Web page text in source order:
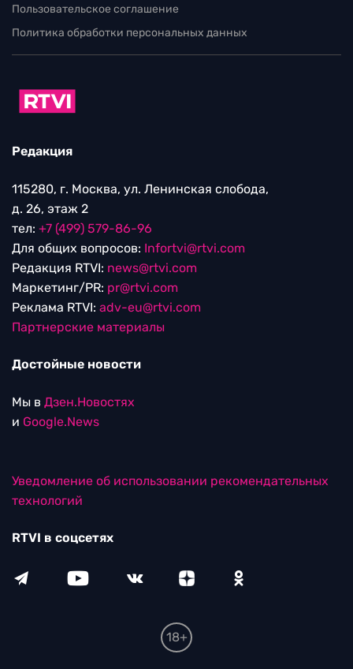
Пользовательское соглашение
Политика обработки персональных данных
Редакция
115280, г. Москва, ул. Ленинская слобода,
д. 26, этаж 2
тел: +7 (499) 579-86-96
Для общих вопросов: Infortvi@rtvi.com
Редакция RTVI: news@rtvi.com
Маркетинг/PR: pr@rtvi.com
Реклама RTVI: adv-eu@rtvi.com
Партнерские материалы
Достойные новости
Мы в Дзен.Новостях
и Google.News
Уведомление об использовании рекомендательных
технологий
RTVI в соцсетях
18+